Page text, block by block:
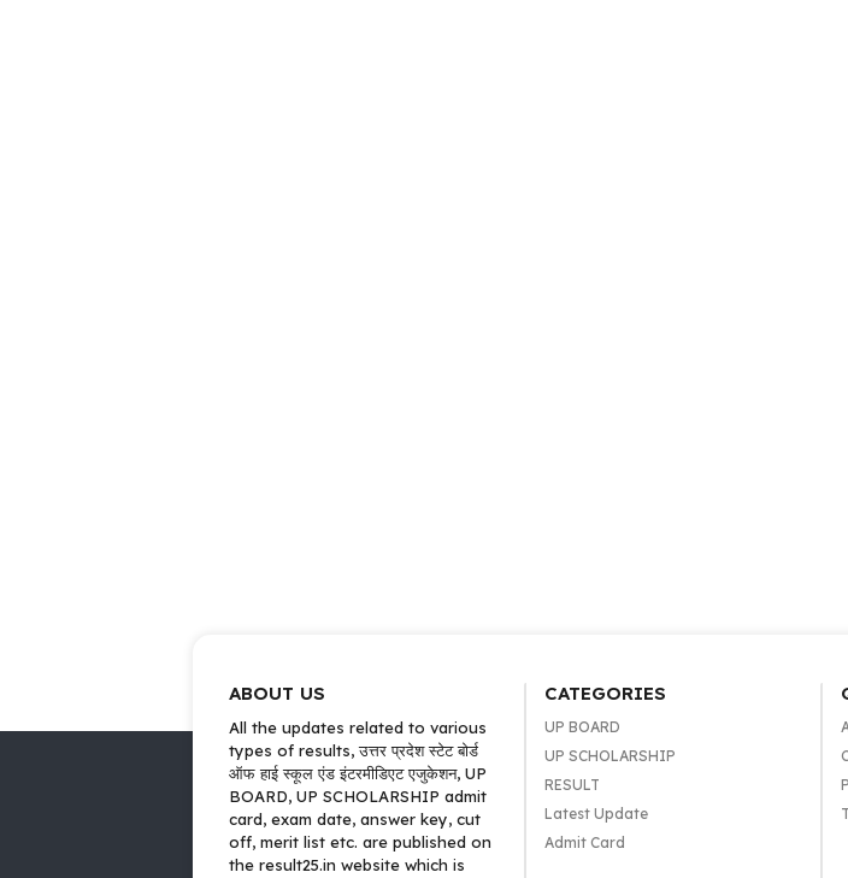
ABOUT US
All the updates related to various
types of results, उत्तर प्रदेश स्टेट बोर्ड
ऑफ हाई स्कूल एंड इंटरमीडिएट एजुकेशन, UP
BOARD, UP SCHOLARSHIP admit
card, exam date, answer key, cut
off, merit list etc. are published on
the result25.in website which is
CATEGORIES
UP BOARD
UP SCHOLARSHIP
RESULT
Latest Update
Admit Card